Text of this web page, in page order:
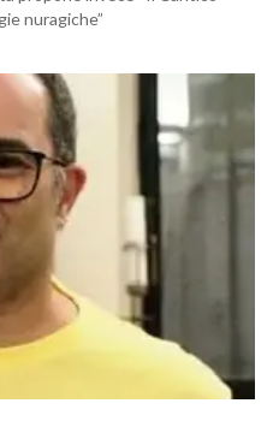
nuragiche”